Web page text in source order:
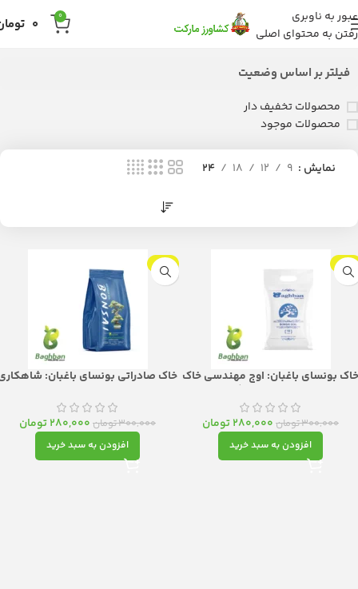
عبور به ناوبری
رفتن به محتوای اصلی
0
0
فیلتر بر اساس وضعیت
محصولات تخفیف دار
محصولات موجود
نمایش 9
12
18
24
-7%
خاک بونسای باغبان: اوج مهندسی خاک
300,000تومان 280,000تومان
افزودن به سبد خرید
-7%
خاک صادراتی بونسای باغبان:
300,000تومان 280,000تومان
افزودن به سبد خرید